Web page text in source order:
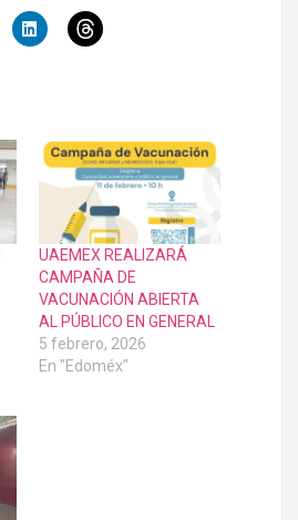
UAEMEX REALIZARÁ
CAMPAÑA DE
VACUNACIÓN ABIERTA
AL PÚBLICO EN GENERAL
5 febrero, 2026
En "Edoméx"